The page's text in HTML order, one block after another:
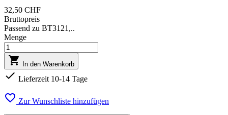
32,50 CHF
Bruttopreis
Passend zu BT3121,..
Menge
 In den Warenkorb
 Lieferzeit 10-14 Tage
 Zur Wunschliste hinzufügen